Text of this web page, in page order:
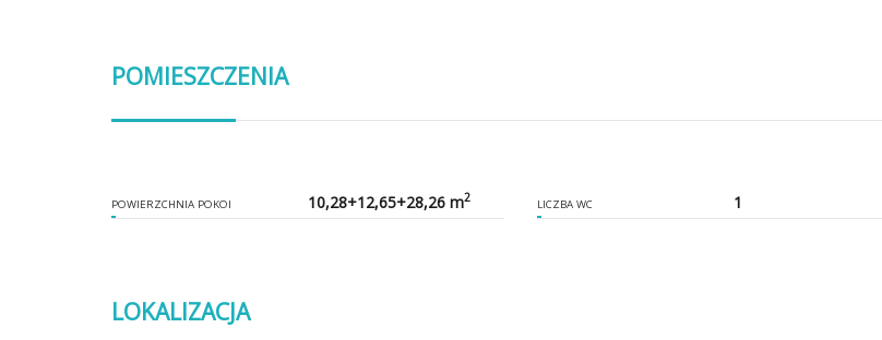
POMIESZCZENIA
POWIERZCHNIA POKOI 10,28+12,65+28,26 m2 LICZBA WC 1
LOKALIZACJA